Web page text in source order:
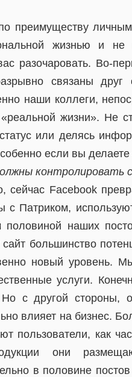
преимуществу
жизнью и не
разочаровать. Во-
связаны
наши коллеги,
жизни». Не
или делясь
если вы
контролировать
сейчас Facebook
с Патриком,
половиной наших
сайт большинство
новый уровень.
услуги.
Но с другой стороны,
влияет на бизнес.
пользователи, как
они
в половине